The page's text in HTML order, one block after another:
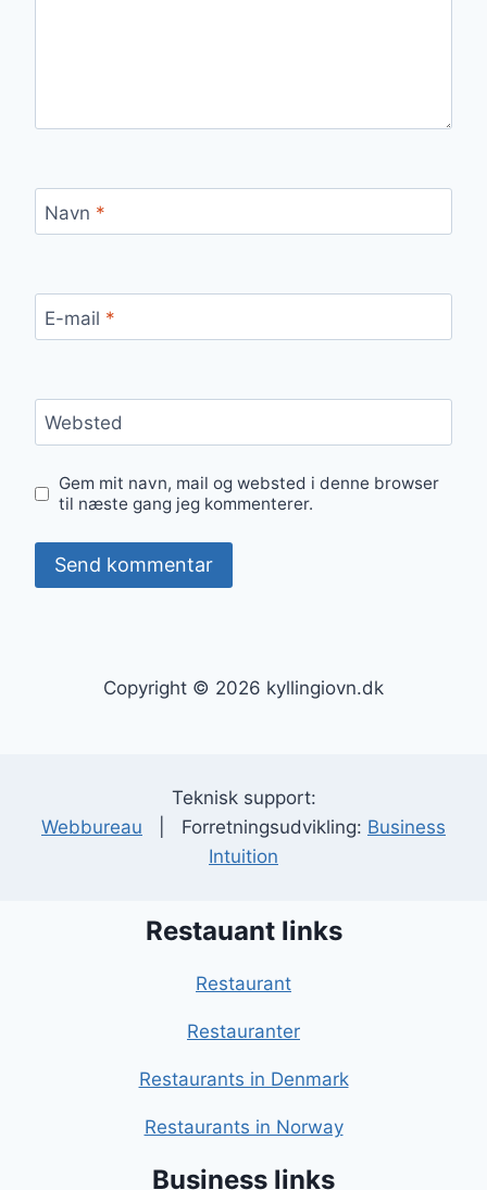
Navn *
E-mail *
Websted
Gem mit navn, mail og websted i denne browser
til næste gang jeg kommenterer.
Copyright © 2026 kyllingiovn.dk
Teknisk support:
Webbureau | Forretningsudvikling: Business
Intuition
Restauant links
Restaurant
Restauranter
Restaurants in Denmark
Restaurants in Norway
Business links